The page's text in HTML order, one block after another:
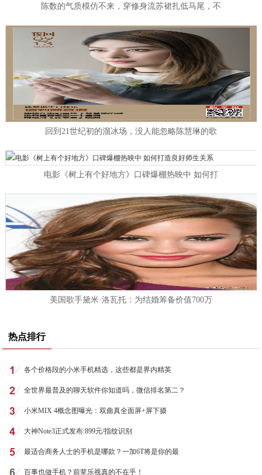
陈数的气质模仿不来，穿修身流苏裙扎低马尾，不
回到21世纪初的溜冰场，没人能忽略陈慧琳的歌
电影《树上有个好地方》口碑爆棚热映中 如何打
美国歌手黛米·洛瓦托：为结婚筹备价值700万
热点排行
各个价格段的小米手机精选，这些都是界内精英
全世界最普及的聊天软件你知道吗，微信排名第二？
小米MIX 4概念图曝光：双曲真全面屏+屏下摄
大神Note3正式发布:899元/指纹识别
最适合商务人士的手机是哪款？一加6T将是你的最
百事也做手机？前辈乐视真的不在乎！